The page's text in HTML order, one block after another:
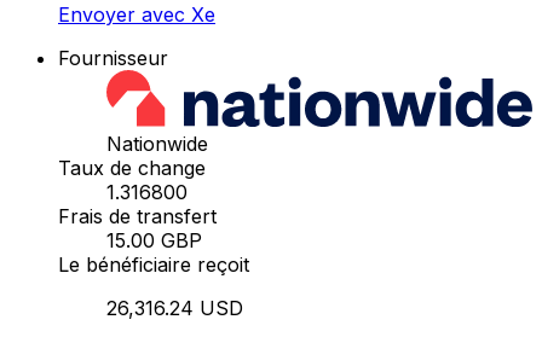
Envoyer avec Xe
Fournisseur
Nationwide
Taux de change
1.316800
Frais de transfert
15.00 GBP
Le bénéficiaire reçoit
26,316.24 USD